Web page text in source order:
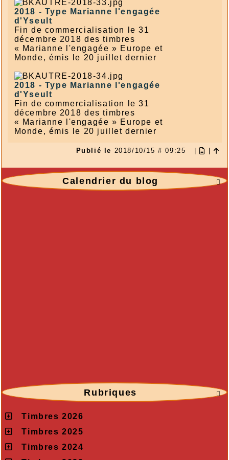
2018 - Type Marianne l'engagée
d'Yseult
Fin de commercialisation le 31
décembre 2018 des timbres
« Marianne l'engagée » Europe et
Monde, émis le 20 juillet dernier
2018 - Type Marianne l'engagée
d'Yseult
Fin de commercialisation le 31
décembre 2018 des timbres
« Marianne l'engagée » Europe et
Monde, émis le 20 juillet dernier
Publié le 2018/10/15 # 09:25

Calendrier du blog

Rubriques
Timbres 2026
Timbres 2025
Timbres 2024